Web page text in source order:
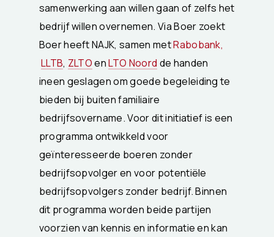
samenwerking aan willen gaan of zelfs het
bedrijf willen overnemen. Via Boer zoekt
Boer heeft NAJK, samen metRabobank,
LLTB, ZLTOenLTO Noord de handen
ineen geslagen om goede begeleiding te
bieden bij buiten familiaire
bedrijfsovername. Voor dit initiatief is een
programma ontwikkeld voor
geïnteresseerde boeren zonder
bedrijfsopvolger en voor potentiële
bedrijfsopvolgers zonder bedrijf. Binnen
dit programma worden beide partijen
voorzien van kennis en informatie en kan